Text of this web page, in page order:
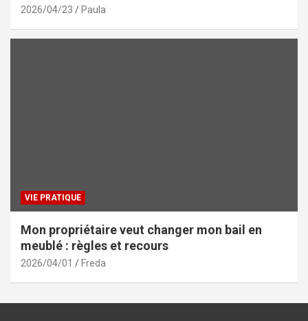
2026/04/23 Paula
VIE PRATIQUE
Mon propriétaire veut changer mon bail en
meublé : règles et recours
2026/04/01 Freda